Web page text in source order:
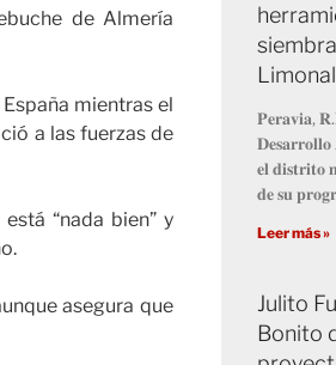
de Almería
mientras el
a las fuerzas de
“nada bien” y
asegura que
Limonal
𝐏𝐞𝐫𝐚𝐯𝐢𝐚,
𝐞𝐥
𝐝𝐞 𝐬𝐮
Leer más »
Julito
Bonito